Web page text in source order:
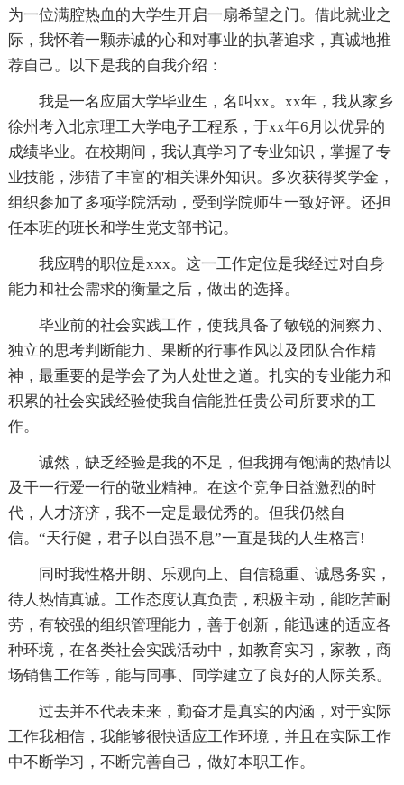
为一位满腔热血的大学生开启一扇希望之门。借此就业之
际，我怀着一颗赤诚的心和对事业的执著追求，真诚地推
荐自己。以下是我的自我介绍：
我是一名应届大学毕业生，名叫xx。xx年，我从家乡
徐州考入北京理工大学电子工程系，于xx年6月以优异的
成绩毕业。在校期间，我认真学习了专业知识，掌握了专
业技能，涉猎了丰富的'相关课外知识。多次获得奖学金，
组织参加了多项学院活动，受到学院师生一致好评。还担
任本班的班长和学生党支部书记。
我应聘的职位是xxx。这一工作定位是我经过对自身
能力和社会需求的衡量之后，做出的选择。
毕业前的社会实践工作，使我具备了敏锐的洞察力、
独立的思考判断能力、果断的行事作风以及团队合作精
神，最重要的是学会了为人处世之道。扎实的专业能力和
积累的社会实践经验使我自信能胜任贵公司所要求的工
作。
诚然，缺乏经验是我的不足，但我拥有饱满的热情以
及干一行爱一行的敬业精神。在这个竞争日益激烈的时
代，人才济济，我不一定是最优秀的。但我仍然自
信。“天行健，君子以自强不息”一直是我的人生格言!
同时我性格开朗、乐观向上、自信稳重、诚恳务实，
待人热情真诚。工作态度认真负责，积极主动，能吃苦耐
劳，有较强的组织管理能力，善于创新，能迅速的适应各
种环境，在各类社会实践活动中，如教育实习，家教，商
场销售工作等，能与同事、同学建立了良好的人际关系。
过去并不代表未来，勤奋才是真实的内涵，对于实际
工作我相信，我能够很快适应工作环境，并且在实际工作
中不断学习，不断完善自己，做好本职工作。